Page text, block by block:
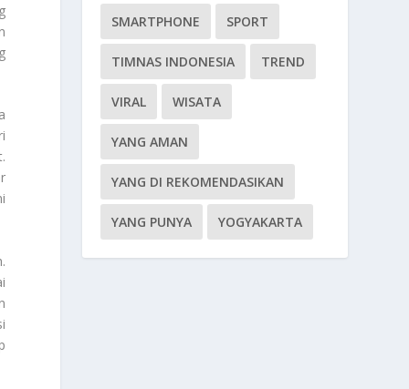
SMARTPHONE SPORT
TIMNAS INDONESIA TREND
VIRAL WISATA
YANG AMAN
YANG DI REKOMENDASIKAN
YANG PUNYA YOGYAKARTA